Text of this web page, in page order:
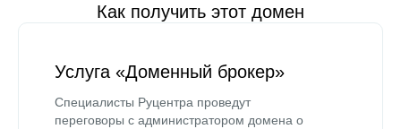
Как получить этот домен
Услуга «Доменный брокер»
Специалисты Руцентра проведут
переговоры с администратором домена о